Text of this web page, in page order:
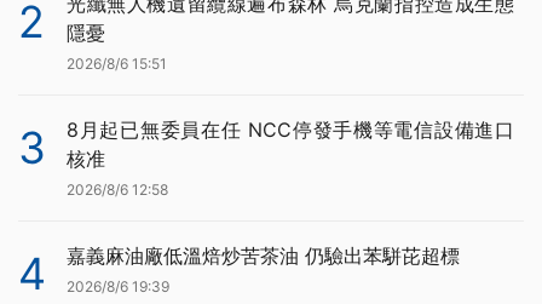
2
隱憂
2026/8/6 15:51
3
8月起已無委員在任 NCC停發手機等電信設備進口
核准
2026/8/6 12:58
4 嘉義麻油廠低溫焙炒苦茶油 仍驗出苯駢芘超標
2026/8/6 19:39